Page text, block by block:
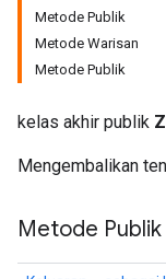
Metode Publik
Metode Warisan
Metode Publik
kelas akhir publik
Mengembalikan
Metode Publik